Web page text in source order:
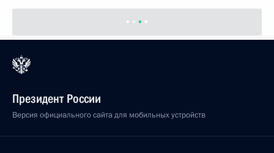
Президент России
Версия официального сайта для мобильных устройств